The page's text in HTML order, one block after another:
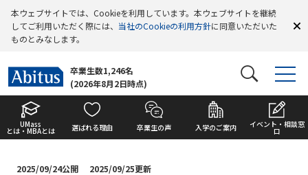
本ウェブサイトでは、Cookieを利用しています。本ウェブサイトを継続
してご利用いただく際には、 当社のCookieの利用方針に同意いただいた
ものとみなします。
卒業生数1,246名
(2026年8月2日時点)
UMass
とは・MBAとは 選ばれる理由 卒業生の声 入学のご案内 イベント・相談窓
口
2025/09/24公開 2025/09/25更新